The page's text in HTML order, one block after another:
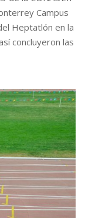
Campus
Heptatlón en la
concluyeron las